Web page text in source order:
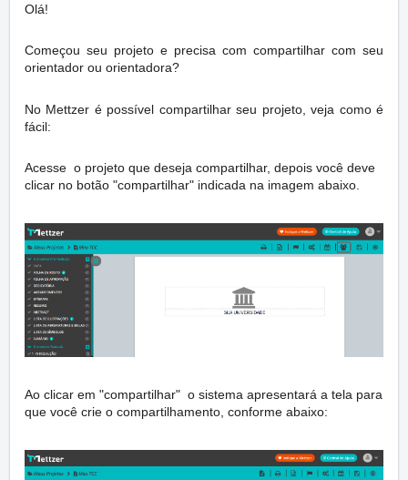
Olá!
Começou seu projeto e precisa com compartilhar com seu
orientador ou orientadora?
No Mettzer é possível compartilhar seu projeto, veja como é
fácil:
Acesse o projeto que deseja compartilhar, depois você deve
clicar no botão "compartilhar" indicada na imagem abaixo.
Ao clicar em "compartilhar" o sistema apresentará a tela para
que você crie o compartilhamento, conforme abaixo: